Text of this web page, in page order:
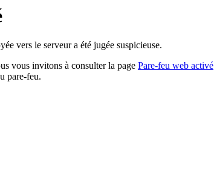
vers le serveur a été jugée suspicieuse.
vous invitons à consulter la page Pare-feu web activé
pare-feu.